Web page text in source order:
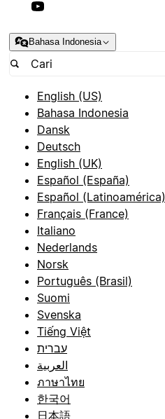
Bahasa Indonesia
English (US)
Bahasa Indonesia
Dansk
Deutsch
English (UK)
Español (España)
Español (Latinoamérica)
Français (France)
Italiano
Nederlands
Norsk
Português (Brasil)
Suomi
Svenska
Tiếng Việt
עברית
العربية
ภาษาไทย
한국어
日本語